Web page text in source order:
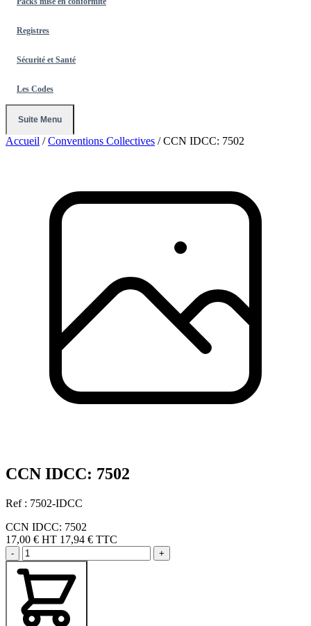
Registres
Sécurité et Santé
Les Codes
Suite Menu
Accueil / Conventions Collectives / CCN IDCC: 7502
CCN IDCC: 7502
Ref : 7502-IDCC
CCN IDCC: 7502
17,00 € HT 17,94 € TTC
- +